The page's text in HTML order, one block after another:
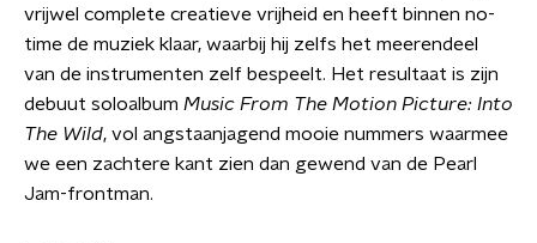
vrijwel complete creatieve vrijheid en heeft binnen no-
time de muziek klaar, waarbij hij zelfs het meerendeel
van de instrumenten zelf bespeelt. Het resultaat is zijn
debuut soloalbum Music From The Motion Picture: Into
The Wild, vol angstaanjagend mooie nummers waarmee
we een zachtere kant zien dan gewend van de Pearl
Jam-frontman.